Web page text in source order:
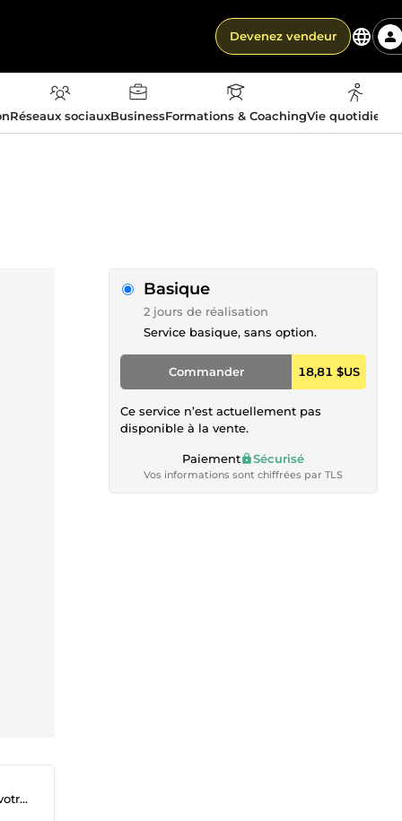
Devenez vendeur
Réseaux sociauxBusinessFormations & CoachingVie
Basique
2 jours de réalisation
Service basique, sans option.
Commander 18,81 $US
Ce service n’est actuellement pas
disponible à la vente.
Paiement Sécurisé
Vos informations sont chiffrées par TLS